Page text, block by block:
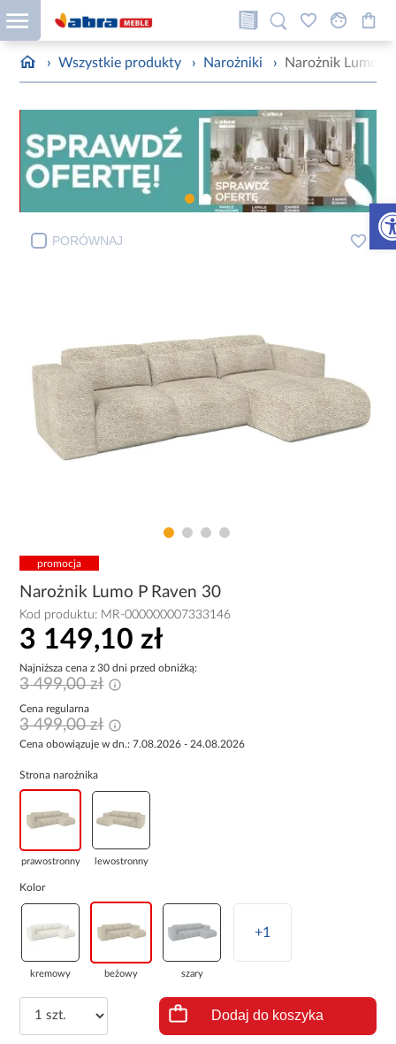
› Wszystkie produkty › Narożniki › Narożnik Lumo P
PORÓWNAJ
promocja
Narożnik Lumo P Raven 30
Kod produktu: MR-000000007333146
3 149,10 zł
Najniższa cena z 30 dni przed obniżką:
3 499,00 zł
Cena regularna
3 499,00 zł
Cena obowiązuje w dn.: 7.08.2026 - 24.08.2026
Strona narożnika
prawostronny lewostronny
Kolor
kremowy beżowy szary
+1
Dodaj do koszyka